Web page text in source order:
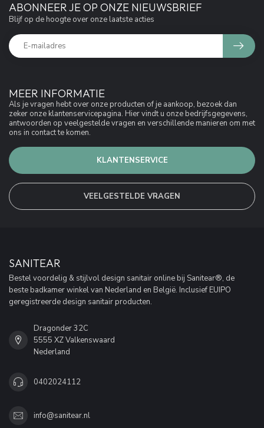
MEER INFORMATIE
Als je vragen hebt over onze producten of je aankoop, bezoek dan
zeker onze klantenservicepagina. Hier vindt u onze bedrijfsgegevens,
antwoorden op veelgestelde vragen en verschillende manieren om met
ons in contact te komen.
KLANTENSERVICE
VEELGESTELDE VRAGEN
ABONNEER JE OP ONZE NIEUWSBRIEF
Blijf op de hoogte over onze laatste acties
SANITEAR
Bestel voordelig & stijlvol design sanitair online bij Sanitear®, de
beste badkamer winkel van Nederland en België. Inclusief EUIPO
geregistreerde design sanitair producten.
Dragonder 32C
5555 XZ Valkenswaard
Nederland
0402024112
info@sanitear.nl